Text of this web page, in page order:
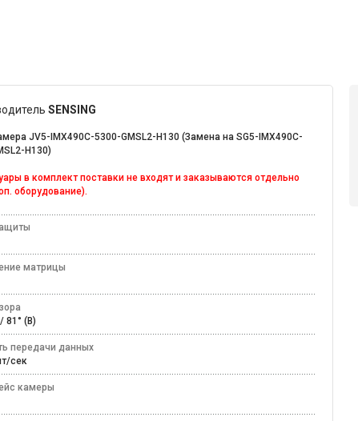
SENSING
JV5-IMX490C-5300-GMSL2-H130 (Замена на SG5-IMX490C-
H130)
в комплект поставки не входят и заказываются отдельно
оборудование).
матрицы
/ 81° (В)
передачи данных
сек
камеры